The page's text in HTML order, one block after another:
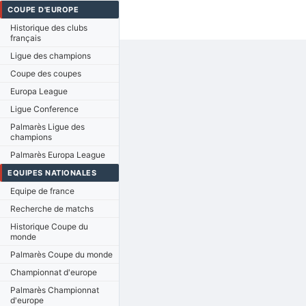
COUPE D'EUROPE
Historique des clubs
français
Ligue des champions
Coupe des coupes
Europa League
Ligue Conference
Palmarès Ligue des
champions
Palmarès Europa League
EQUIPES NATIONALES
Equipe de france
Recherche de matchs
Historique Coupe du
monde
Palmarès Coupe du monde
Championnat d'europe
Palmarès Championnat
d'europe